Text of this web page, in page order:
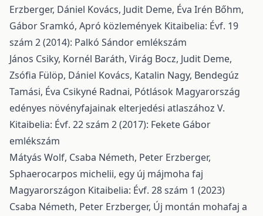
Erzberger, Dániel Kovács, Judit Deme, Éva Irén Bőhm,
Gábor Sramkó, Apró közlemények Kitaibelia: Évf. 19
szám 2 (2014): Palkó Sándor emlékszám
János Csiky, Kornél Baráth, Virág Bocz, Judit Deme,
Zsófia Fülöp, Dániel Kovács, Katalin Nagy, Bendegúz
Tamási, Éva Csikyné Radnai, Pótlások Magyarország
edényes növényfajainak elterjedési atlaszához V.
Kitaibelia: Évf. 22 szám 2 (2017): Fekete Gábor
emlékszám
Mátyás Wolf, Csaba Németh, Peter Erzberger,
Sphaerocarpos michelii, egy új májmoha faj
Magyarországon Kitaibelia: Évf. 28 szám 1 (2023)
Csaba Németh, Peter Erzberger, Új montán mohafaj a